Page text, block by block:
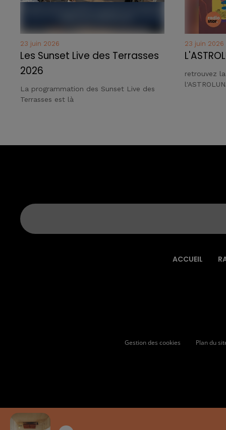
23 juin 2026
Les Sunset Live des Terrasses
2026
La programmation des Sunset Live des
Terrasses est là
23 juin 2026
retrouvez
ACCUEIL
Gestion des cookies Plan du